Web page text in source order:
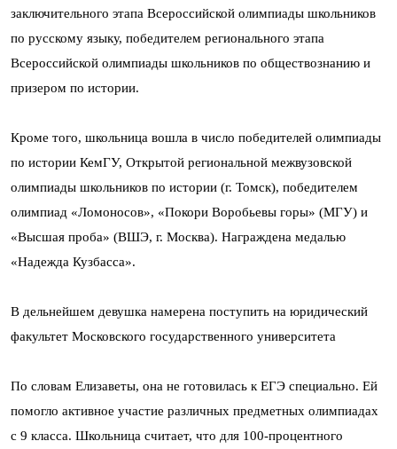
заключительного этапа Всероссийской олимпиады школьников
по русскому языку, победителем регионального этапа
Всероссийской олимпиады школьников по обществознанию и
призером по истории.
Кроме того, школьница вошла в число победителей олимпиады
по истории КемГУ, Открытой региональной межвузовской
олимпиады школьников по истории (г. Томск), победителем
олимпиад «Ломоносов», «Покори Воробьевы горы» (МГУ) и
«Высшая проба» (ВШЭ, г. Москва). Награждена медалью
«Надежда Кузбасса».
В дельнейшем девушка намерена поступить на юридический
факультет Московского государственного университета
По словам Елизаветы, она не готовилась к ЕГЭ специально. Ей
помогло активное участие различных предметных олимпиадах
с 9 класса. Школьница считает, что для 100-процентного